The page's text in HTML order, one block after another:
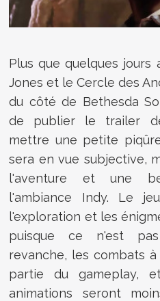
Plus que quelques jours
Jones et le Cercle des
du côté de Bethesda
de publier le trailer
mettre une petite
sera en vue subjective,
l'aventure et une
l'ambiance Indy. Le
l'exploration et les
puisque ce n'est
revanche, les combats
partie du gameplay,
animations seront